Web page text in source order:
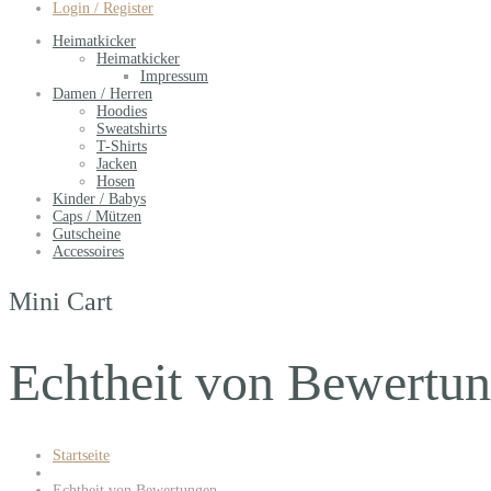
Login / Register
Heimatkicker
Heimatkicker
Impressum
Damen / Herren
Hoodies
Sweatshirts
T-Shirts
Jacken
Hosen
Kinder / Babys
Caps / Mützen
Gutscheine
Accessoires
Mini Cart
Echtheit von
Startseite